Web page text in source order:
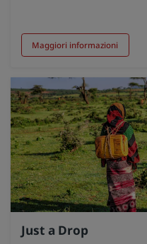
emissioni di anidride
che adotta pratiche di
Maggiori informazioni
Just a Drop